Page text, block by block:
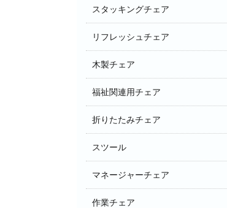
スタッキングチェア
リフレッシュチェア
木製チェア
福祉関連用チェア
折りたたみチェア
スツール
マネージャーチェア
作業チェア